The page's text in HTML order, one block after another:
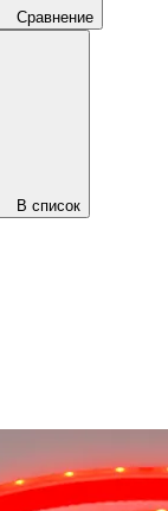
Сравнение
В список